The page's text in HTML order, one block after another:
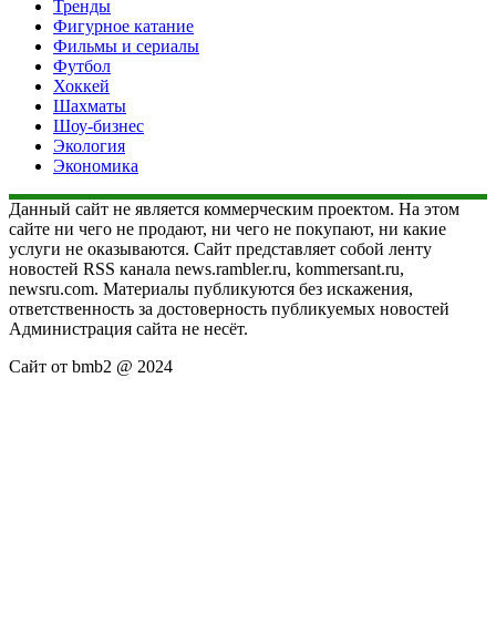
Тренды
Фигурное катание
Фильмы и сериалы
Футбол
Хоккей
Шахматы
Шоу-бизнес
Экология
Экономика
Данный сайт не является коммерческим проектом. На этом
сайте ни чего не продают, ни чего не покупают, ни какие
услуги не оказываются. Сайт представляет собой ленту
новостей RSS канала news.rambler.ru, kommersant.ru,
newsru.com. Материалы публикуются без искажения,
ответственность за достоверность публикуемых новостей
Администрация сайта не несёт.
Сайт от bmb2 @ 2024